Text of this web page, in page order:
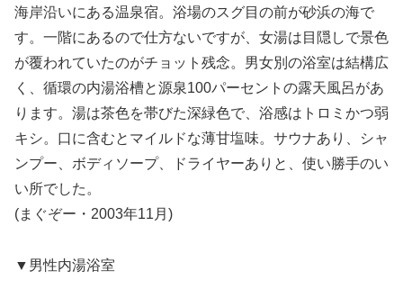
海岸沿いにある温泉宿。浴場のスグ目の前が砂浜の海で
す。一階にあるので仕方ないですが、女湯は目隠しで景色
が覆われていたのがチョット残念。男女別の浴室は結構広
く、循環の内湯浴槽と源泉100パーセントの露天風呂があ
ります。湯は茶色を帯びた深緑色で、浴感はトロミかつ弱
キシ。口に含むとマイルドな薄甘塩味。サウナあり、シャ
ンプー、ボディソープ、ドライヤーありと、使い勝手のい
い所でした。
(まぐぞー・2003年11月)
▼男性内湯浴室